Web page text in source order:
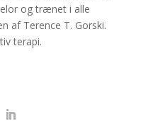
og trænet i alle
af Terence T. Gorski.
terapi.